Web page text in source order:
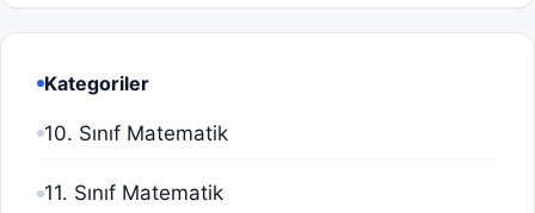
Kategoriler
10. Sınıf Matematik
11. Sınıf Matematik